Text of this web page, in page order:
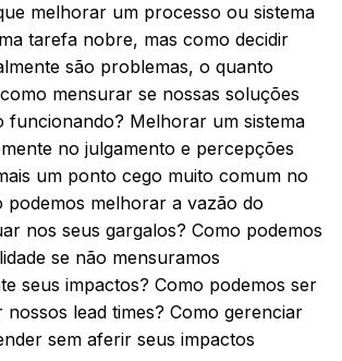
melhorar um processo ou sistema
tarefa nobre, mas como decidir
são problemas, o quanto
mensurar se nossas soluções
funcionando? Melhorar um sistema
no julgamento e percepções
um ponto cego muito comum no
podemos melhorar a vazão do
nos seus gargalos? Como podemos
se não mensuramos
seus impactos? Como podemos ser
nossos lead times? Como gerenciar
sem aferir seus impactos